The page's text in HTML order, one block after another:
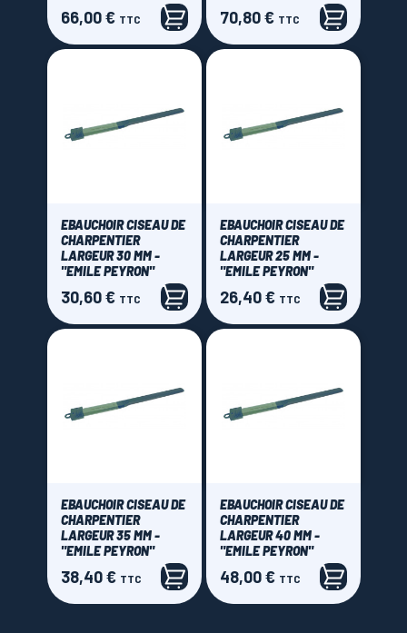
Prix
66,00 € TTC Prix
70,80 € TTC
EBAUCHOIR CISEAU DE
CHARPENTIER
LARGEUR 30 MM -
"EMILE PEYRON"
Prix
30,60 € TTC
EBAUCHOIR CISEAU DE
CHARPENTIER
LARGEUR 25 MM -
"EMILE PEYRON"
Prix
26,40 € TTC
EBAUCHOIR CISEAU DE
CHARPENTIER
LARGEUR 35 MM -
"EMILE PEYRON"
Prix
38,40 € TTC
EBAUCHOIR CISEAU DE
CHARPENTIER
LARGEUR 40 MM -
"EMILE PEYRON"
Prix
48,00 € TTC